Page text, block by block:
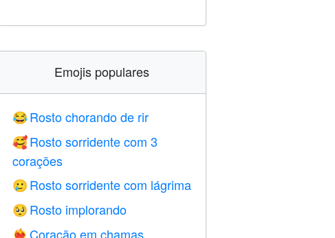
Emojis populares
😂 Rosto chorando de rir
🥰 Rosto sorridente com 3
corações
🥲 Rosto sorridente com lágrima
🥺 Rosto implorando
❤️‍🔥 Coração em chamas